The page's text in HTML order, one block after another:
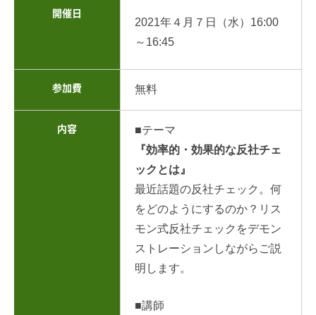
開催日
2021年４月７日（水）16:00
～16:45
参加費 無料
内容
■テーマ
『効率的・効果的な反社チェ
ックとは』
最近話題の反社チェック。何
をどのようにするのか？リス
モン式反社チェックをデモン
ストレーションしながらご説
明します。
■講師